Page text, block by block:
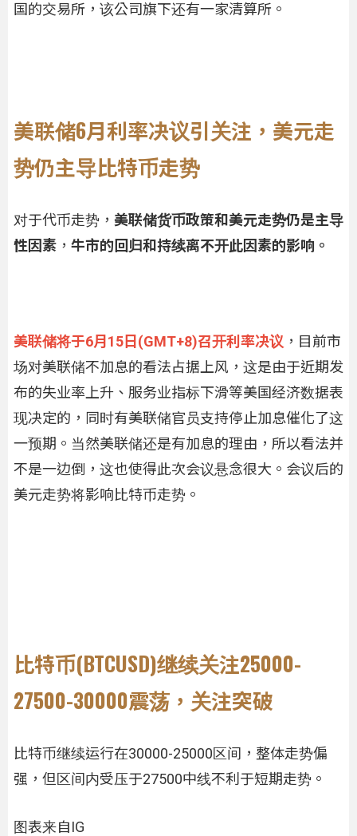
国的交易所，该公司旗下还有一家清算所。
美联储6月利率决议引关注，美元走
势仍主导比特币走势
对于代币走势， 美联储货币政策和美元走势仍是主导
性因素， 牛市的回归和持续离不开此因素的影响。
美联储将于6月15日(GMT+8)召开利率决议 ，目前市
场对美联储不加息的看法占据上风，这是由于近期发
布的失业率上升、服务业指标下滑等美国经济数据表
现决定的，同时有美联储官员支持停止加息催化了这
一预期。当然美联储还是有加息的理由，所以看法并
不是一边倒，这也使得此次会议悬念很大。会议后的
美元走势将影响比特币走势。
比特币(BTCUSD)继续关注25000-
27500-30000震荡，关注突破
比特币继续运行在30000-25000区间，整体走势偏
强，但区间内受压于27500中线不利于短期走势。
图表来自IG